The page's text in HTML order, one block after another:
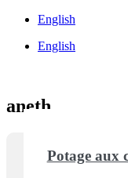
English
English
aneth
Potage aux